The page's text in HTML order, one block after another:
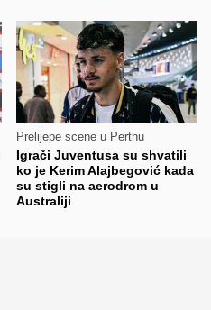
Prelijepe scene u Perthu
Igrači Juventusa su shvatili
ko je Kerim Alajbegović kada
su stigli na aerodrom u
Australiji